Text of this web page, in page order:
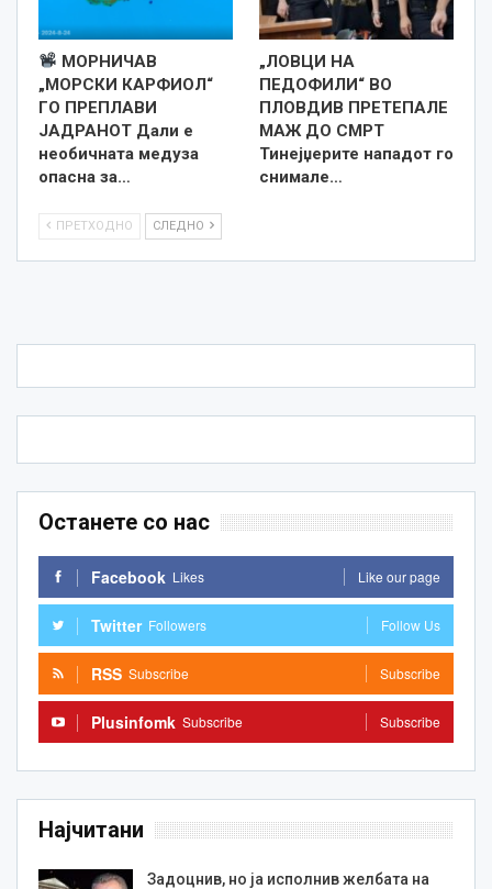
МОРНИЧАВ
„МОРСКИ КАРФИОЛ“
ГО ПРЕПЛАВИ
ЈАДРАНОТ Дали е
необичната медуза
опасна за…
„ЛОВЦИ НА
ПЕДОФИЛИ“ ВО
ПЛОВДИВ ПРЕТЕПАЛЕ
МАЖ ДО СМРТ
Тинејџерите нападот го
снимале…
ПРЕТХОДНО СЛЕДНО
Останете со нас
Facebook Likes Like our page
Twitter Followers Follow Us
RSS Subscribe Subscribe
Plusinfomk Subscribe Subscribe
Најчитани
Задоцнив, но ја исполнив желбата на